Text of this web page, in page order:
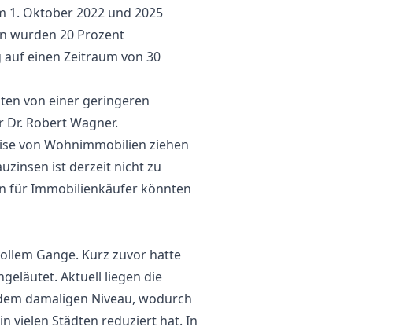
Oktober 2022 und 2025
wurden 20 Prozent
einen Zeitraum von 30
von einer geringeren
Robert Wagner.
von Wohnimmobilien ziehen
ist derzeit nicht zu
für Immobilienkäufer könnten
Gange. Kurz zuvor hatte
Aktuell liegen die
damaligen Niveau, wodurch
vielen Städten reduziert hat. In